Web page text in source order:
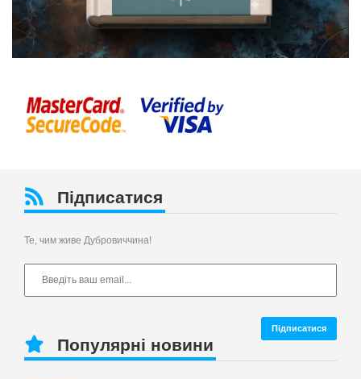
Підписатися
Те, чим живе Дубровиччина!
Популярні новини